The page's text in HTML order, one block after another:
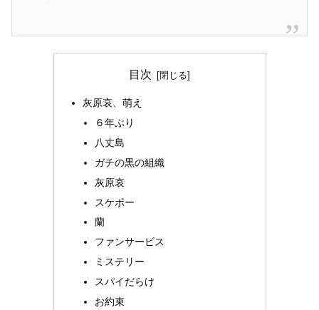
目次
灰原哀、萌え
６年ぶり
八丈島
ガチの黒の組織
灰原哀
スケボー
蘭
ファンサービス
ミステリー
スパイだらけ
お約束